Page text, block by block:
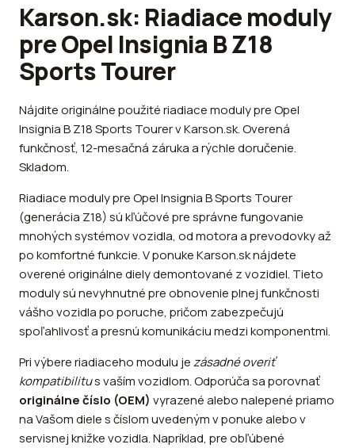
Karson.sk: Riadiace moduly
pre Opel Insignia B Z18
Sports Tourer
Nájdite originálne použité riadiace moduly pre Opel
Insignia B Z18 Sports Tourer v Karson.sk. Overená
funkčnosť, 12-mesačná záruka a rýchle doručenie.
Skladom.
Riadiace moduly pre Opel Insignia B Sports Tourer
(generácia Z18) sú kľúčové pre správne fungovanie
mnohých systémov vozidla, od motora a prevodovky až
po komfortné funkcie. V ponuke Karson.sk nájdete
overené originálne diely demontované z vozidiel. Tieto
moduly sú nevyhnutné pre obnovenie plnej funkčnosti
vášho vozidla po poruche, pričom zabezpečujú
spoľahlivosť a presnú komunikáciu medzi komponentmi.
Pri výbere riadiaceho modulu jezásadné overiť
kompatibilitus vaším vozidlom. Odporúča sa porovnať
originálne číslo (OEM) vyrazené alebo nalepené priamo
na Vašom diele s číslom uvedeným v ponuke alebo v
servisnej knižke vozidla. Napríklad, pre obľúbené